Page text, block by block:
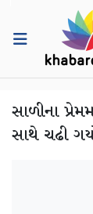
સાળીના
સાથે ચઢી